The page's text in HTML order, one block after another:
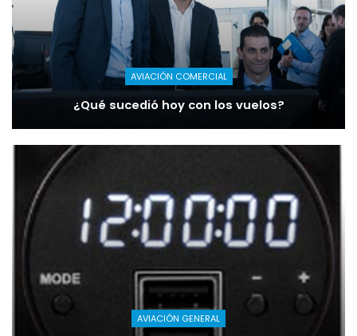
AVIACIÓN COMERCIAL
¿Qué sucedió hoy con los vuelos?
AVIACIÓN GENERAL